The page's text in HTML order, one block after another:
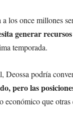
los once millones
generar
temporada.
Deossa podría
pero las
económico que